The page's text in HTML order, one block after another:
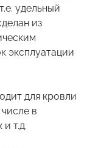
удельный
из
эксплуатации
для кровли
в
и т.д.